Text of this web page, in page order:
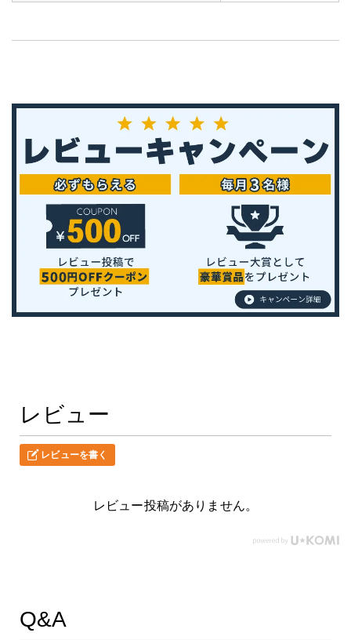
レビュー
レビューを書く
レビュー投稿がありません。
Q&A